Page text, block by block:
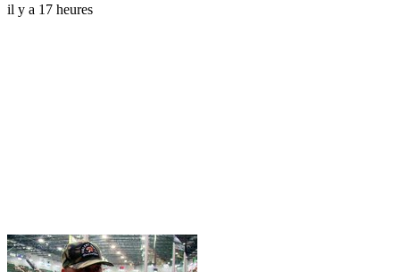
il y a 17 heures